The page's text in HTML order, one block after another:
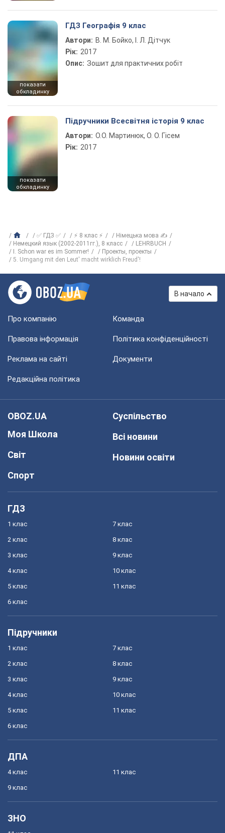
показати
обкладинку
ГДЗ Географія 9 клас
Автори: В. М. Бойко, І. Л. Дітчук
Рік: 2017
Опис: Зошит для практичних робіт
показати
обкладинку
Підручники Всесвітня історія 9 клас
Автори: О.О. Мартинюк, О. О. Гісем
Рік: 2017
✅ ГДЗ ✅ ⚡ 8 клас ⚡
Німецька мова ✍
Немецкий язык (2002-2011гг.), 8 класс
LEHRBUCH
I. Schon war es im Sommer!
Проекты, проекты
5. Umgang mit den Leut' macht wirklich Freud'!
В начало
Про компанію Команда
Правова інформація Політика конфіденційності
Реклама на сайті Документи
Редакційна політика
OBOZ.UA
Моя Школа
Світ
Спорт
Суспільство
Всі новини
Новини освіти
ГДЗ
1 клас
2 клас
3 клас
4 клас
5 клас
6 клас
7 клас
8 клас
9 клас
10 клас
11 клас
Підручники
1 клас
2 клас
3 клас
4 клас
5 клас
6 клас
7 клас
8 клас
9 клас
10 клас
11 клас
ДПА
4 клас
9 клас
11 клас
ЗНО